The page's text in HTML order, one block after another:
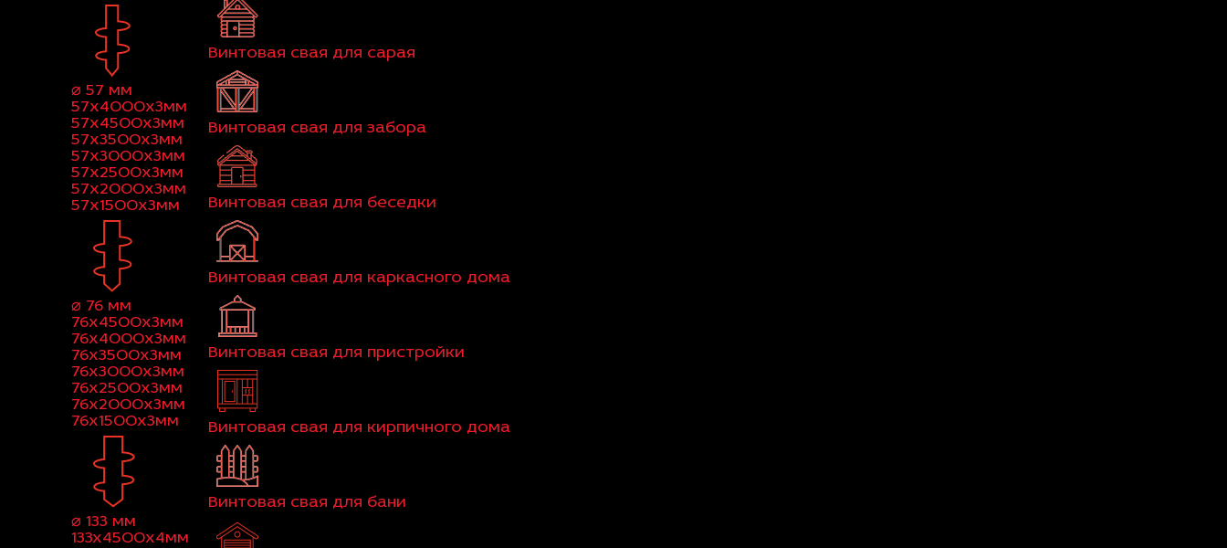
⌀ 57 мм
57x4000x3мм
57x4500x3мм
57x3500x3мм
57x3000x3мм
57x2500x3мм
57x2000x3мм
57x1500x3мм
⌀ 76 мм
76x4500x3мм
76x4000x3мм
76x3500x3мм
76x3000x3мм
76x2500x3мм
76x2000x3мм
76x1500x3мм
⌀ 133 мм
133x4500x4мм
Винтовая свая для сарая
Винтовая свая для забора
Винтовая свая для беседки
Винтовая свая для каркасного дома
Винтовая свая для пристройки
Винтовая свая для кирпичного дома
Винтовая свая для бани